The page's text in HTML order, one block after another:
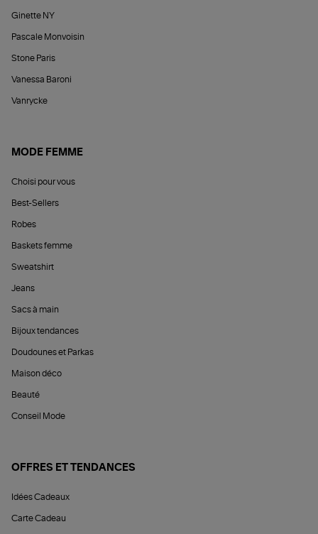
Ginette NY
Pascale Monvoisin
Stone Paris
Vanessa Baroni
Vanrycke
MODE FEMME
Choisi pour vous
Best-Sellers
Robes
Baskets femme
Sweatshirt
Jeans
Sacs à main
Bijoux tendances
Doudounes et Parkas
Maison déco
Beauté
Conseil Mode
OFFRES ET TENDANCES
Idées Cadeaux
Carte Cadeau